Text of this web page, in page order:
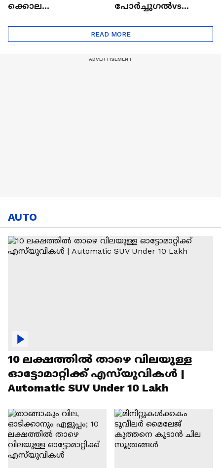
ക്കൊല
കളയരുത്:വിമർശക
പോര്‍ച്ചുഗല്‍vs
READ MORE
AUTO
10 ലക്ഷത്തിൽ താഴെ വിലയുള്ള
ഓട്ടോമാറ്റിക്ക് എസ്‍യുവികൾ |
Automatic SUV Under 10 Lakh